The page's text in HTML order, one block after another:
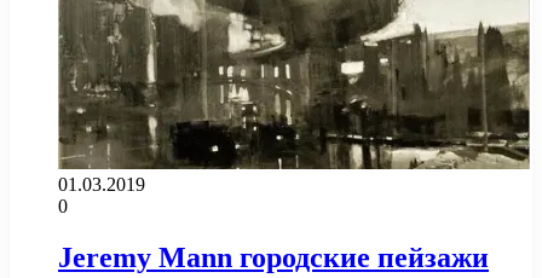
01.03.2019
0
Jeremy Mann городские пейзажи